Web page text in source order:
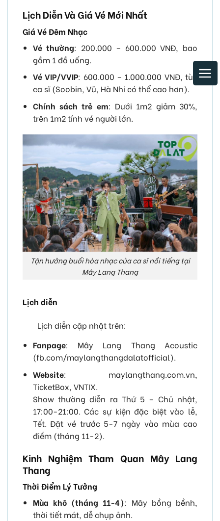
Lịch Diễn Và Giá Vé Mới Nhất
Giá Vé Đêm Nhạc
Vé thường: 200.000 – 600.000 VNĐ, bao
gồm 1 đồ uống.
Vé VIP/VVIP: 600.000 – 1.000.000 VNĐ, tùy
ca sĩ (Soobin, Vũ, Hà Nhi có thể cao hơn).
Chính sách trẻ em: Dưới 1m2 giảm 30%,
trên 1m2 tính vé người lớn.
Tận hưởng buổi hòa nhạc của ca sĩ nổi tiếng tại
Mây Lang Thang
Lịch diễn
Lịch diễn cập nhật trên:
Fanpage: Mây Lang Thang Acoustic
(fb.com/maylangthangdalatofficial).
Website: maylangthang.com.vn,
TicketBox, VNTIX.
Show thường diễn ra Thứ 5 – Chủ nhật,
17:00-21:00. Các sự kiện đặc biệt vào lễ,
Tết. Đặt vé trước 5-7 ngày vào mùa cao
điểm (tháng 11-2).
Kinh Nghiệm Tham Quan Mây Lang
Thang
Thời Điểm Lý Tưởng
Mùa khô (tháng 11-4): Mây bồng bềnh,
thời tiết mát, dễ chụp ảnh.